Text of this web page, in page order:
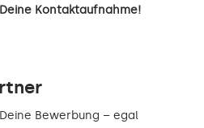
Kontaktaufnahme!
Bewerbung – egal